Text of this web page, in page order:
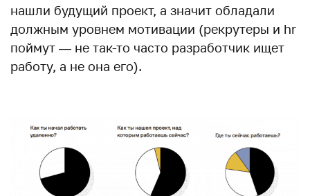
нашли будущий проект, а значит обладали
должным уровнем мотивации (рекрутеры и hr
поймут — не так-то часто разработчик ищет
работу, а не она его).